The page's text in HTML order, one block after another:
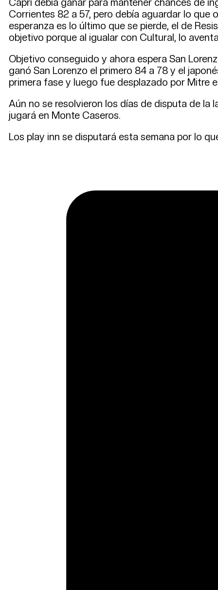
Capri debía ganar para mantener chances de
Corrientes 82 a 57, pero debía aguardar lo
esperanza es lo último que se pierde, el de
objetivo porque al igualar con Cultural, lo
Objetivo conseguido y ahora espera San
ganó San Lorenzo el primero 84 a 78 y el
primera fase y luego fue desplazado por Mitre
Aún no se resolvieron los días de disputa de la
jugará en Monte Caseros.
Los play inn se disputará esta semana por lo